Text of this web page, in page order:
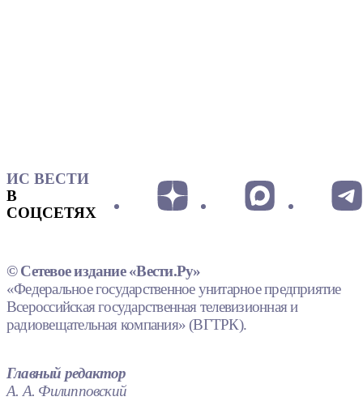
ИС ВЕСТИ
В
СОЦСЕТЯХ
© Сетевое издание «Вести.Ру»
«Федеральное государственное унитарное предприятие
Всероссийская государственная телевизионная и
радиовещательная компания» (ВГТРК).
Главный редактор
А. А. Филипповский